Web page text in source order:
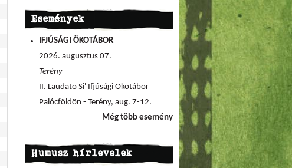
Események
IFJÚSÁGI ÖKOTÁBOR
2026. augusztus 07.
Terény
II. Laudato Si' Ifjúsági Ökotábor
Palócföldön - Terény, aug. 7-12.
Még több esemény
Humusz hírlevelek